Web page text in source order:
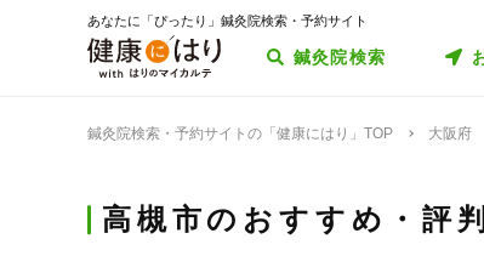
あなたに「ぴったり」鍼灸院検索・予約サイト
鍼灸院検索
鍼灸院検索・予約サイトの「健康にはり」TOP 大阪府
高槻市のおすすめ・評